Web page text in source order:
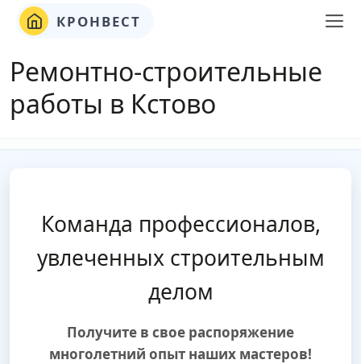
КРОНВЕСТ
Ремонтно-строительные
работы в Кстово
Команда профессионалов,
увлеченных строительным
делом
Получите в свое распоряжение
многолетний опыт наших мастеров!